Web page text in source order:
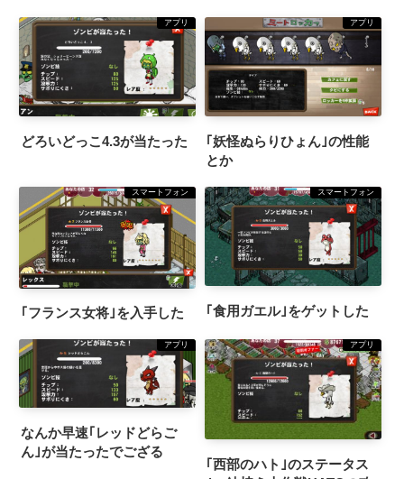
アプリ
どろいどっこ4.3が当たった
アプリ
｢妖怪ぬらりひょん｣の性能
とか
スマートフォン
｢フランス女将｣を入手した
スマートフォン
｢食用ガエル｣をゲットした
アプリ
なんか早速｢レッドどらご
ん｣が当たったでござる
アプリ
｢西部のハト｣のステータス